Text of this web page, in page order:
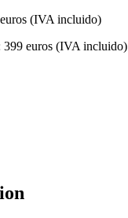
(IVA incluido)
euros (IVA incluido)